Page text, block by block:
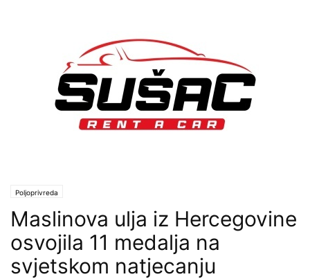
Poljoprivreda
Maslinova ulja iz Hercegovine
osvojila 11 medalja na
svjetskom natjecanju